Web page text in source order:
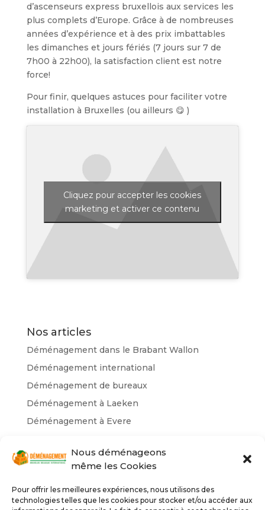
Nous déménageons
même les Cookies
Pour offrir les meilleures expériences, nous utilisons des
technologies telles que les cookies pour stocker et/ou accéder aux
d’ascenseurs express bruxellois aux services les
plus complets d’Europe. Grâce à de nombreuses
années d’expérience et à des prix imbattables
les dimanches et jours fériés (7 jours sur 7 de
7h00 à 22h00), la satisfaction client est notre
force!
Pour finir, quelques astuces pour faciliter votre
installation à Bruxelles (ou ailleurs 😋 )
Cliquez pour accepter les cookies
marketing et activer ce contenu
Nos articles
Déménagement dans le Brabant Wallon
Déménagement international
Déménagement de bureaux
Déménagement à Laeken
Déménagement à Evere
Nos catégories
Déménagement Belgique
déménagement Bruxelles
déménageurs Bruxelles